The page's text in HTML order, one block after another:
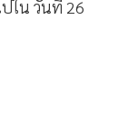
ใน วันที่ 26